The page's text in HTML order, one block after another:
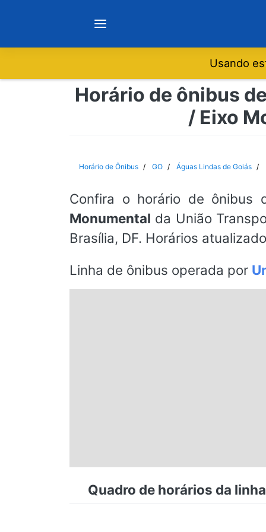
Notícias
São Paulo
Rio de Janeiro
Espírito Santo
Nordeste
Usando
Horário de ônibus
/ Eixo
Horário de Ônibus GO Águas Lindas de Goiás
Confira o horário de ônibus
Monumental da União
Brasília, DF. Horários
Linha de ônibus operada por
Quadro de horários da